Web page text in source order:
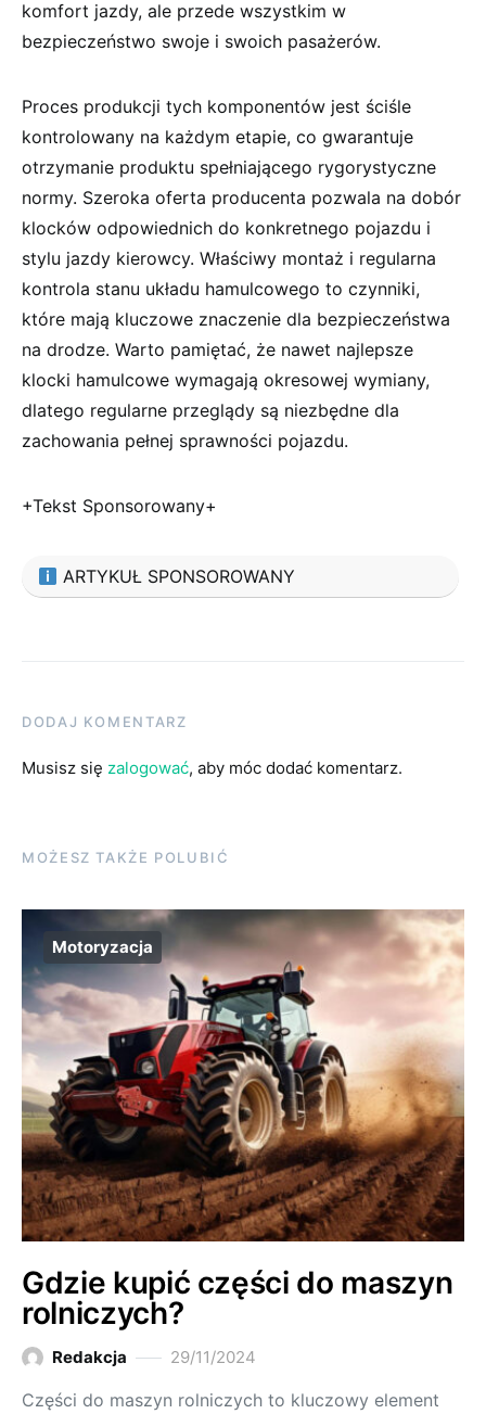
komfort jazdy, ale przede wszystkim w
bezpieczeństwo swoje i swoich pasażerów.
Proces produkcji tych komponentów jest ściśle
kontrolowany na każdym etapie, co gwarantuje
otrzymanie produktu spełniającego rygorystyczne
normy. Szeroka oferta producenta pozwala na dobór
klocków odpowiednich do konkretnego pojazdu i
stylu jazdy kierowcy. Właściwy montaż i regularna
kontrola stanu układu hamulcowego to czynniki,
które mają kluczowe znaczenie dla bezpieczeństwa
na drodze. Warto pamiętać, że nawet najlepsze
klocki hamulcowe wymagają okresowej wymiany,
dlatego regularne przeglądy są niezbędne dla
zachowania pełnej sprawności pojazdu.
+Tekst Sponsorowany+
ARTYKUŁ SPONSOROWANY
DODAJ KOMENTARZ
Musisz się zalogować, aby móc dodać komentarz.
MOŻESZ TAKŻE POLUBIĆ
Motoryzacja
Gdzie kupić części do maszyn
rolniczych?
Redakcja 29/11/2024
Części do maszyn rolniczych to kluczowy element